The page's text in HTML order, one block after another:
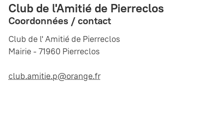
Club de l'Amitié de Pierreclos
Coordonnées / contact
Club de l' Amitié de Pierreclos
Mairie - 71960 Pierreclos
club.amitie.p@orange.fr